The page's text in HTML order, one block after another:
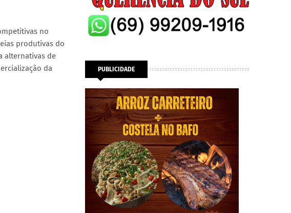
no
produtivas do
alternativas de
da
PUBLICIDADE